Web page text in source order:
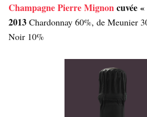
Champagne Pierre Mignoncuvée
2013 Chardonnay 60%, de Meunier
Noir 10%